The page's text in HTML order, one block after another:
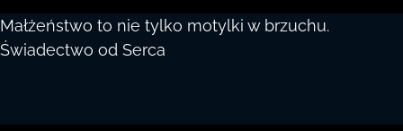
Małżeństwo to nie tylko motylki w brzuchu.
Świadectwo od Serca